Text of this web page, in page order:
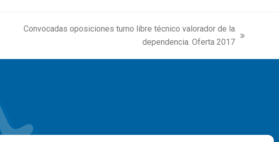
Convocadas oposiciones turno libre técnico valorador de la
dependencia. Oferta 2017